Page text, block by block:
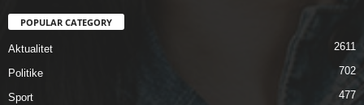
POPULAR CATEGORY
Aktualitet 2611
Politike 702
Sport 477